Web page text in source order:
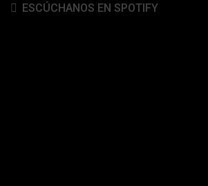
ESCÚCHANOS EN SPOTIFY